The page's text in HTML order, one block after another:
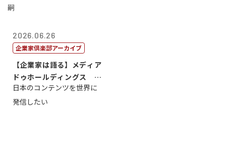
2026.06.26
企業家倶楽部アーカイブ
【企業家は語る】メディア
ドゥホールディングス 代
表取締役社長...
日本のコンテンツを世界に
発信したい